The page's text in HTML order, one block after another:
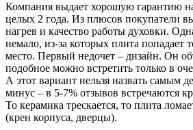
Компания выдает хорошую гарантию
целых 2 года. Из плюсов покупатели
нагрев и качество работы духовки.
немало, из-за которых плита попадает
место. Первый недочет – дизайн. Он
подобное можно встретить только в
А этот вариант нельзя назвать самым
минус – в 5-7% отзывов встречаются
То керамика трескается, то плита
(крен корпуса, дверцы).